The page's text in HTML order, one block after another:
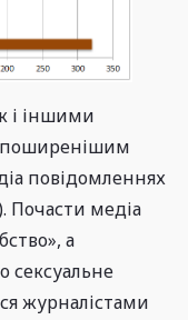
і іншими
повідомленнях
Почасти медіа
а
сексуальне
журналістами